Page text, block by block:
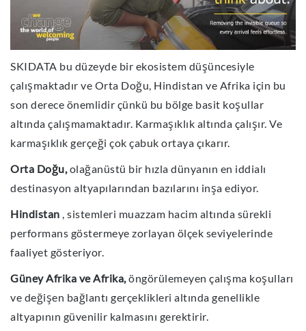
SKIDATA bu düzeyde bir ekosistem düşüncesiyle
çalışmaktadır ve Orta Doğu, Hindistan ve Afrika için bu
son derece önemlidir çünkü bu bölge basit koşullar
altında çalışmamaktadır. Karmaşıklık altında çalışır. Ve
karmaşıklık gerçeği çok çabuk ortaya çıkarır.
Orta Doğu,olağanüstü bir hızla dünyanın en iddialı
destinasyon altyapılarından bazılarını inşa ediyor.
Hindistan , sistemleri muazzam hacim altında sürekli
performans göstermeye zorlayan ölçek seviyelerinde
faaliyet gösteriyor.
Güney Afrika ve Afrika,öngörülemeyen çalışma koşulları
ve değişen bağlantı gerçeklikleri altında genellikle
altyapının güvenilir kalmasını gerektirir.